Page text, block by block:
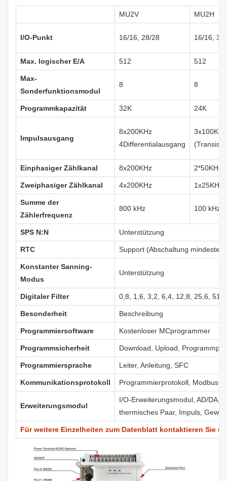
MU2V MU2H
I/O-Punkt 16/16, 28/28 16/16,
Max. logischer E/A 512 512
Max-
Sonderfunktionsmodul
8 8
Programmkapazität 32K 24K
Impulsausgang
8x200KHz
4Differentialausgang
3x100KHz
Einphasiger Zählkanal 8x200KHz 2*50KHz,
Zweiphasiger Zählkanal 4x200KHz 1x25KHz,
Summe der
Zählerfrequenz
800 kHz 100 kHz
SPS N:N Unterstützung
RTC Support (Abschaltung
Konstanter Sanning-
Modus
Unterstützung
Digitaler Filter 0,8, 1,6, 3,2, 6,4, 12,8, 25,6,
Besonderheit Beschreibung
Programmiersoftware Kostenloser MCprogrammer
Programmsicherheit Download, Upload,
Programmiersprache Leiter, Anleitung, SFC
Kommunikationsprotokoll Programmierprotokoll, Modbus,
Erweiterungsmodul
I/O-Erweiterungsmodul, AD/DA,
thermisches Paar, Impuls,
Für weitere Einzelheiten zum Datenblatt kontaktieren Sie